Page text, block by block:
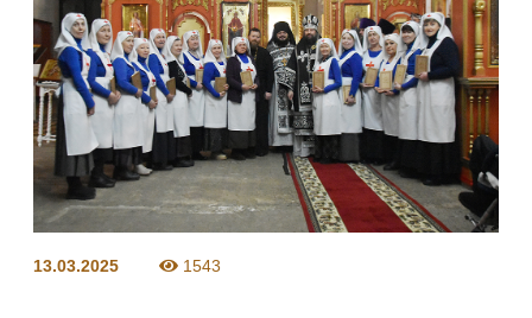
13.03.2025 1543